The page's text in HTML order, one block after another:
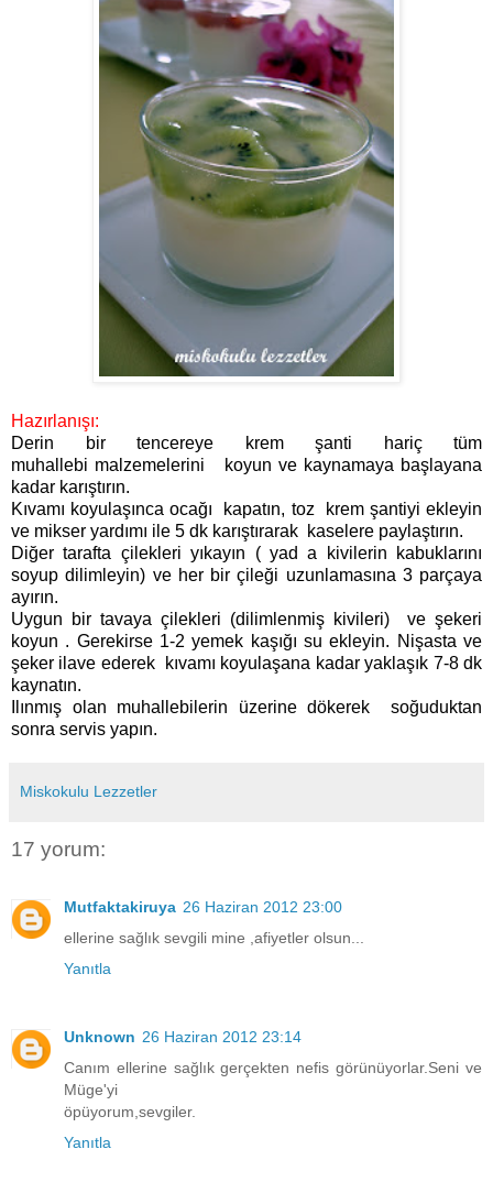
Hazırlanışı:
Derin bir tencereye krem şanti hariç tüm
muhallebi malzemelerini koyun ve kaynamaya başlayana
kadar karıştırın.
Kıvamı koyulaşınca ocağı kapatın, toz krem şantiyi ekleyin
ve mikser yardımı ile 5 dk karıştırarak kaselere paylaştırın.
Diğer tarafta çilekleri yıkayın ( yad a kivilerin kabuklarını
soyup dilimleyin) ve her bir çileği uzunlamasına 3 parçaya
ayırın.
Uygun bir tavaya çilekleri (dilimlenmiş kivileri) ve şekeri
koyun . Gerekirse 1-2 yemek kaşığı su ekleyin. Nişasta ve
şeker ilave ederek kıvamı koyulaşana kadar yaklaşık 7-8 dk
kaynatın.
Ilınmış olan muhallebilerin üzerine dökerek soğuduktan
sonra servis yapın.
Miskokulu Lezzetler
17 yorum:
Mutfaktakiruya 26 Haziran 2012 23:00
ellerine sağlık sevgili mine ,afiyetler olsun...
Yanıtla
Unknown 26 Haziran 2012 23:14
Canım ellerine sağlık gerçekten nefis görünüyorlar.Seni ve
Müge'yi
öpüyorum,sevgiler.
Yanıtla